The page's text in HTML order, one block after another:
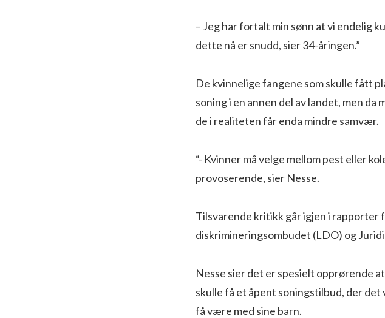
– Jeg har fortalt min sønn at vi endelig
dette nå er snudd, sier 34-åringen.”
De kvinnelige fangene som skulle fått
soning i en annen del av landet, men da
de i realiteten får enda mindre samvær.
“- Kvinner må velge mellom pest eller
provoserende, sier Nesse.
Tilsvarende kritikk går igjen i rapporter
diskrimineringsombudet (LDO) og
Nesse sier det er spesielt opprørende
skulle få et åpent soningstilbud, der
få være med sine barn.